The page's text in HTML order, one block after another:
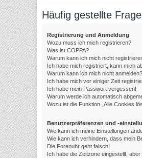
Häufig gestellte
Registrierung und Anmeldung
Wozu muss ich mich registrieren?
Was ist COPPA?
Warum kann ich mich nicht
Ich habe mich registriert, kann mich
Warum kann ich mich nicht anmelden?
Ich habe mich vor einiger Zeit
Ich habe mein Passwort vergessen!
Warum werde ich automatisch
Wozu ist die Funktion „Alle Cookies
Benutzerpräferenzen und -
Wie kann ich meine Einstellungen
Wie kann ich verhindern, dass mein
Die Forenuhr geht falsch!
Ich habe die Zeitzone eingestellt,